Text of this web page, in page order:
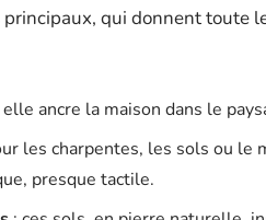
qui donnent toute
ancre la maison dans le
les charpentes, les sols ou le
presque tactile.